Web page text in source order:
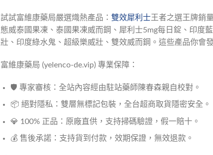
試試富維康藥局嚴選熾熱產品： 雙效犀利士王者之選王牌銷
態威泰國果凍、泰國果凍威而鋼、犀利士5mg每日錠、印度
壯、印度綠水鬼、超級樂威壯、雙效威而鋼。這些產品你會
富維康藥局 (yelenco-de.vip) 專業保障：
🛡️ 專家審核：全站內容經由駐站藥師陳春森親自校對。
📦 絕對隱私：雙層無標記包裝，全台超商取貨隱密安全。
💎 100% 正品：原廠直供，支持掃碼驗證，假一賠十。
💰 售後承諾：支持貨到付款，效期保證，無效退款。